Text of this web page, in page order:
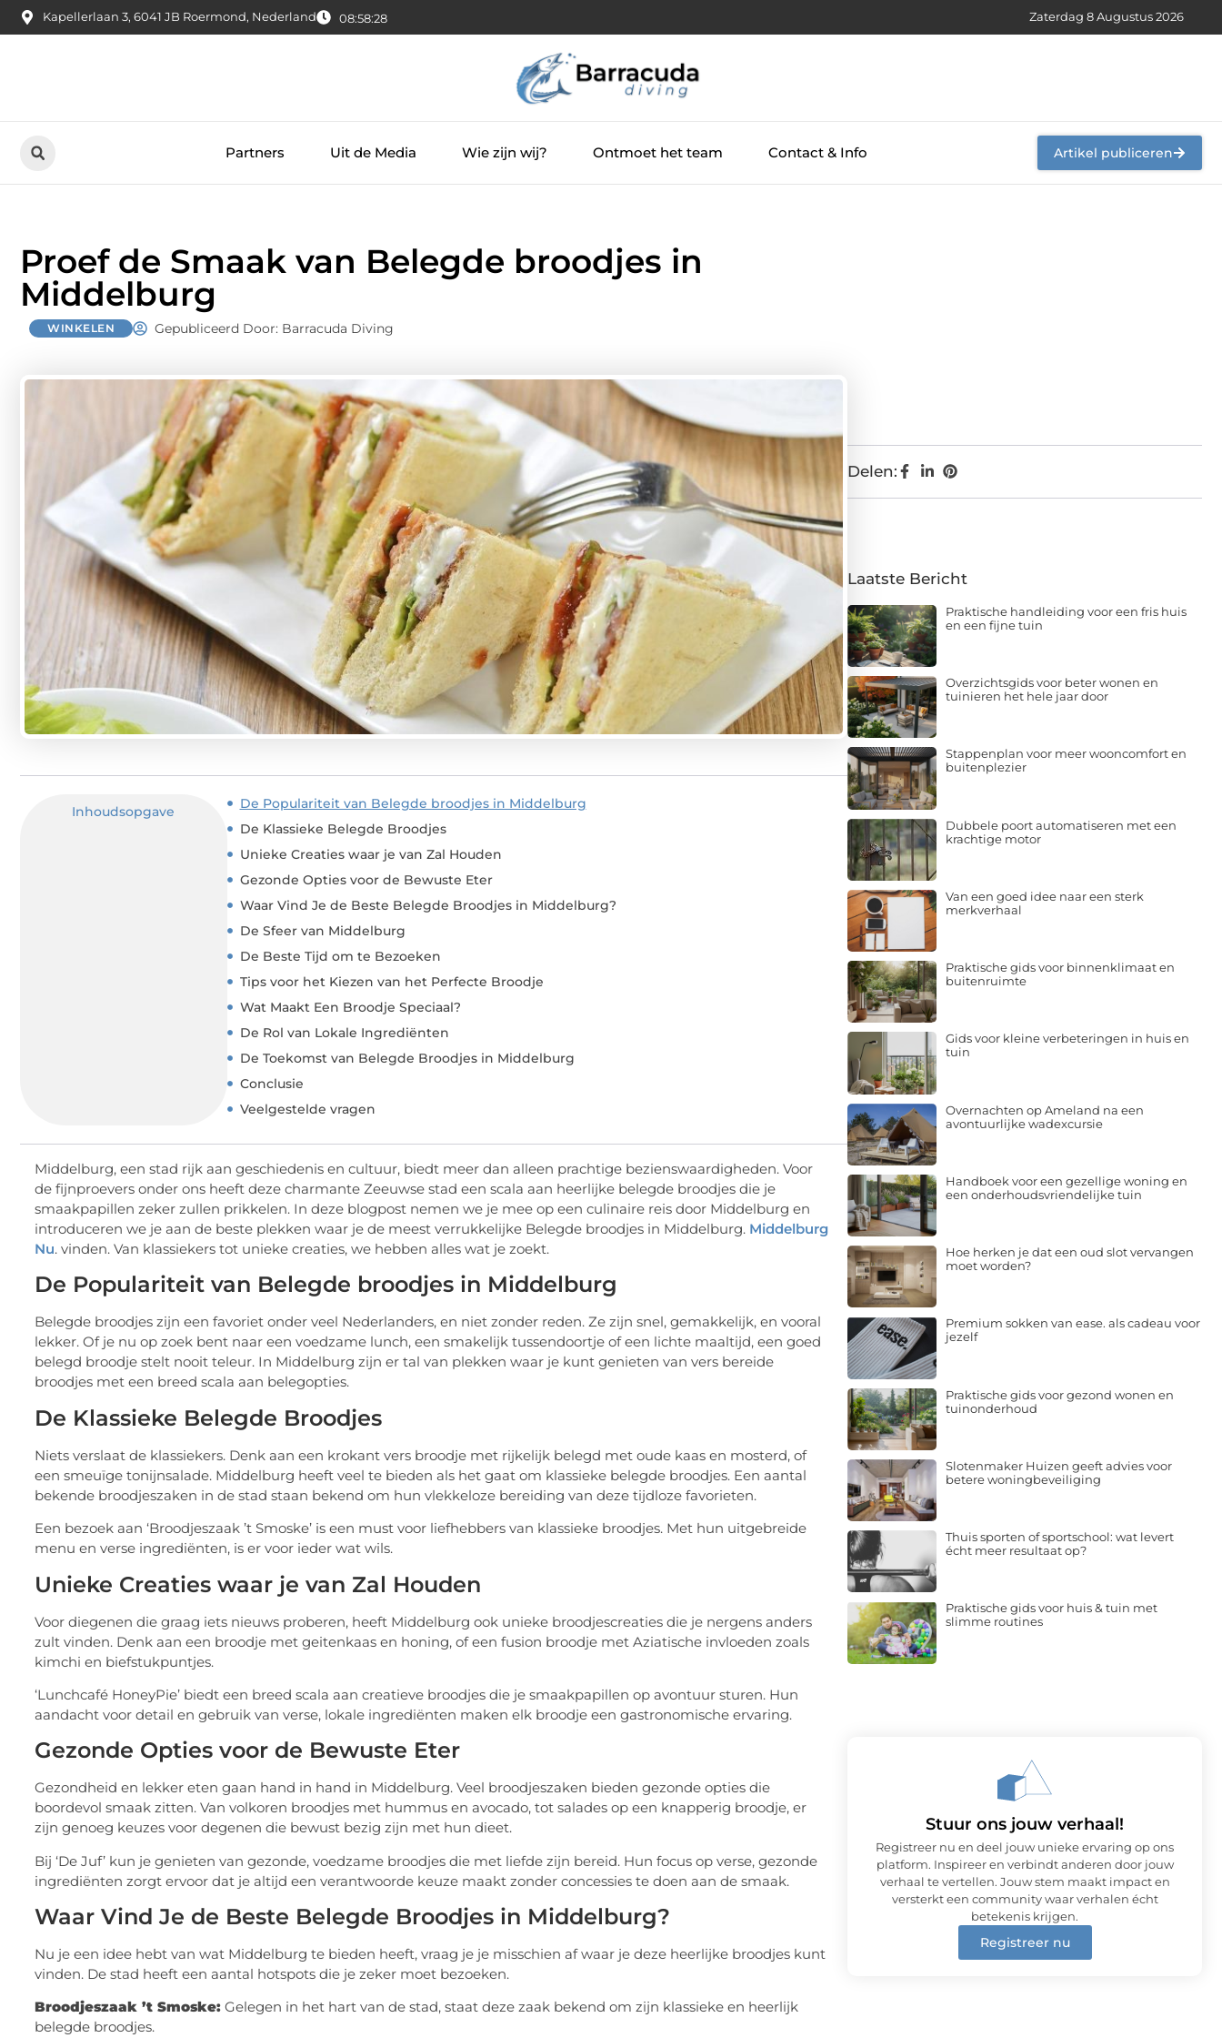
Kapellerlaan 3, 6041 JB Roermond, Nederland 08:58:29 Zaterdag 8 Augustus 2026
Partners Uit de Media Wie zijn wij? Ontmoet het team Contact & Info Artikel publiceren
Proef de Smaak van Belegde broodjes in
Middelburg
WINKELEN Gepubliceerd Door: Barracuda Diving
Inhoudsopgave
De Populariteit van Belegde broodjes in Middelburg
De Klassieke Belegde Broodjes
Unieke Creaties waar je van Zal Houden
Gezonde Opties voor de Bewuste Eter
Waar Vind Je de Beste Belegde Broodjes in Middelburg?
De Sfeer van Middelburg
De Beste Tijd om te Bezoeken
Tips voor het Kiezen van het Perfecte Broodje
Wat Maakt Een Broodje Speciaal?
De Rol van Lokale Ingrediënten
De Toekomst van Belegde Broodjes in Middelburg
Conclusie
Veelgestelde vragen
Middelburg, een stad rijk aan geschiedenis en cultuur, biedt meer dan alleen prachtige bezienswaardigheden. Voor
de fijnproevers onder ons heeft deze charmante Zeeuwse stad een scala aan heerlijke belegde broodjes die je
smaakpapillen zeker zullen prikkelen. In deze blogpost nemen we je mee op een culinaire reis door Middelburg en
introduceren we je aan de beste plekken waar je de meest verrukkelijke Belegde broodjes in Middelburg. Middelburg
Nu. vinden. Van klassiekers tot unieke creaties, we hebben alles wat je zoekt.
De Populariteit van Belegde broodjes in Middelburg
Belegde broodjes zijn een favoriet onder veel Nederlanders, en niet zonder reden. Ze zijn snel, gemakkelijk, en vooral
lekker. Of je nu op zoek bent naar een voedzame lunch, een smakelijk tussendoortje of een lichte maaltijd, een goed
belegd broodje stelt nooit teleur. In Middelburg zijn er tal van plekken waar je kunt genieten van vers bereide
broodjes met een breed scala aan belegopties.
De Klassieke Belegde Broodjes
Niets verslaat de klassiekers. Denk aan een krokant vers broodje met rijkelijk belegd met oude kaas en mosterd, of
een smeuïge tonijnsalade. Middelburg heeft veel te bieden als het gaat om klassieke belegde broodjes. Een aantal
bekende broodjeszaken in de stad staan bekend om hun vlekkeloze bereiding van deze tijdloze favorieten.
Een bezoek aan ‘Broodjeszaak ’t Smoske’ is een must voor liefhebbers van klassieke broodjes. Met hun uitgebreide
menu en verse ingrediënten, is er voor ieder wat wils.
Unieke Creaties waar je van Zal Houden
Voor diegenen die graag iets nieuws proberen, heeft Middelburg ook unieke broodjescreaties die je nergens anders
zult vinden. Denk aan een broodje met geitenkaas en honing, of een fusion broodje met Aziatische invloeden zoals
kimchi en biefstukpuntjes.
‘Lunchcafé HoneyPie’ biedt een breed scala aan creatieve broodjes die je smaakpapillen op avontuur sturen. Hun
aandacht voor detail en gebruik van verse, lokale ingrediënten maken elk broodje een gastronomische ervaring.
Gezonde Opties voor de Bewuste Eter
Gezondheid en lekker eten gaan hand in hand in Middelburg. Veel broodjeszaken bieden gezonde opties die
boordevol smaak zitten. Van volkoren broodjes met hummus en avocado, tot salades op een knapperig broodje, er
zijn genoeg keuzes voor degenen die bewust bezig zijn met hun dieet.
Bij ‘De Juf’ kun je genieten van gezonde, voedzame broodjes die met liefde zijn bereid. Hun focus op verse, gezonde
ingrediënten zorgt ervoor dat je altijd een verantwoorde keuze maakt zonder concessies te doen aan de smaak.
Waar Vind Je de Beste Belegde Broodjes in Middelburg?
Nu je een idee hebt van wat Middelburg te bieden heeft, vraag je je misschien af waar je deze heerlijke broodjes kunt
vinden. De stad heeft een aantal hotspots die je zeker moet bezoeken.
Broodjeszaak ’t Smoske: Gelegen in het hart van de stad, staat deze zaak bekend om zijn klassieke en heerlijk
belegde broodjes.
Delen:
Laatste Bericht
Praktische handleiding voor een fris huis
en een fijne tuin
Overzichtsgids voor beter wonen en
tuinieren het hele jaar door
Stappenplan voor meer wooncomfort en
buitenplezier
Dubbele poort automatiseren met een
krachtige motor
Van een goed idee naar een sterk
merkverhaal
Praktische gids voor binnenklimaat en
buitenruimte
Gids voor kleine verbeteringen in huis en
tuin
Overnachten op Ameland na een
avontuurlijke wadexcursie
Handboek voor een gezellige woning en
een onderhoudsvriendelijke tuin
Hoe herken je dat een oud slot vervangen
moet worden?
Premium sokken van ease. als cadeau voor
jezelf
Praktische gids voor gezond wonen en
tuinonderhoud
Slotenmaker Huizen geeft advies voor
betere woningbeveiliging
Thuis sporten of sportschool: wat levert
écht meer resultaat op?
Praktische gids voor huis & tuin met
slimme routines
Stuur ons jouw verhaal!
Registreer nu en deel jouw unieke ervaring op ons
platform. Inspireer en verbindt anderen door jouw
verhaal te vertellen. Jouw stem maakt impact en
versterkt een community waar verhalen écht
betekenis krijgen.
Registreer nu